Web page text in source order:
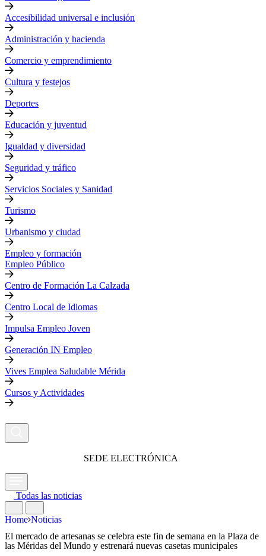
Accesibilidad universal e inclusión
Administración y hacienda
Comercio y emprendimiento
Cultura y festejos
Deportes
Educación y juventud
Igualdad y diversidad
Seguridad y tráfico
Servicios Sociales y Sanidad
Turismo
Urbanismo y ciudad
Empleo y formación
Empleo Público
Centro de Formación La Calzada
Centro Local de Idiomas
Impulsa Empleo Joven
Generación IN Empleo
Vives Emplea Saludable Mérida
Cursos y Actividades
SEDE ELECTRÓNICA
Todas las noticias
Home Noticias
El mercado de artesanas se celebra este fin de semana en la Plaza de
las Méridas del Mundo y estrenará nuevas casetas municipales